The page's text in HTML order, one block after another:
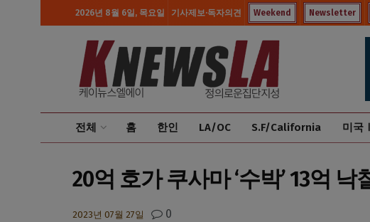
2026년 8월 6일, 목요일 기사제보·독자의견 Weekend Newsletter
전체 홈 한인 LA/OC S.F/California 미국Ⅰ
20억 호가 쿠사마 ‘수박’ 13억 낙
2023년 07월 27일 0